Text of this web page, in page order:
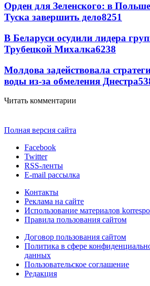
Орден для Зеленского: в
Туска завершить дело8251
В Беларуси осудили лидера
Трубецкой Михалка6238
Молдова задействовала
воды из-за обмеления Днестра
Читать комментарии
Полная версия сайта
Facebook
Twitter
RSS-ленты
E-mail рассылка
Контакты
Реклама на сайте
Использование материалов
Правила пользования сайтом
Договор пользования сайтом
Политика в сфере
данных
Пользовательское соглашение
Редакция